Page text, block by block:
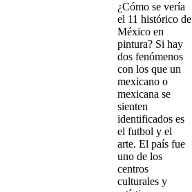
¿Cómo se vería
el 11 histórico de
México en
pintura? Si hay
dos fenómenos
con los que un
mexicano o
mexicana se
sienten
identificados es
el futbol y el
arte. El país fue
uno de los
centros
culturales y